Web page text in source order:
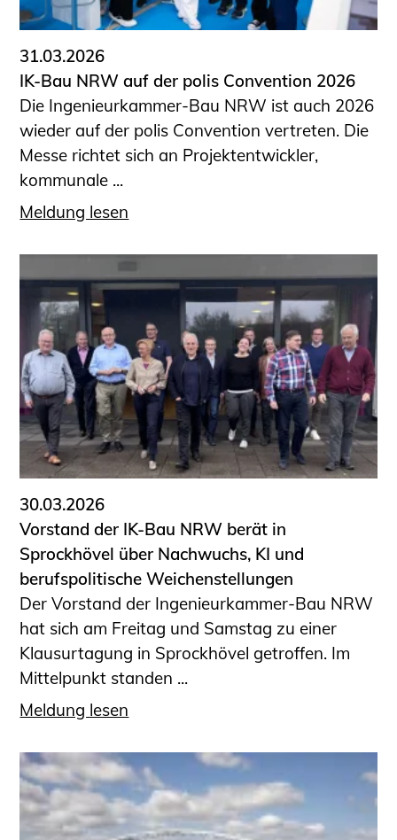
31.03.2026
IK-Bau NRW auf der polis Convention 2026
Die Ingenieurkammer-Bau NRW ist auch 2026
wieder auf der polis Convention vertreten. Die
Messe richtet sich an Projektentwickler,
kommunale ...
Meldung lesen
30.03.2026
Vorstand der IK-Bau NRW berät in
Sprockhövel über Nachwuchs, KI und
berufspolitische Weichenstellungen
Der Vorstand der Ingenieurkammer-Bau NRW
hat sich am Freitag und Samstag zu einer
Klausurtagung in Sprockhövel getroffen. Im
Mittelpunkt standen ...
Meldung lesen